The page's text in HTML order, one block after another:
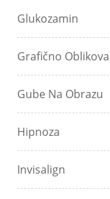
Glukozamin
Grafično
Gube Na Obrazu
Hipnoza
Invisalign